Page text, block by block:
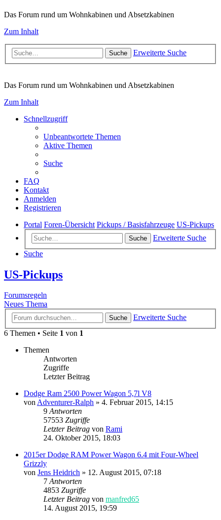
Das Forum rund um Wohnkabinen und Absetzkabinen
Zum Inhalt
Suche Erweiterte Suche
Das Forum rund um Wohnkabinen und Absetzkabinen
Zum Inhalt
Schnellzugriff
Unbeantwortete Themen
Aktive Themen
Suche
FAQ
Kontakt
Anmelden
Registrieren
Portal Foren-Übersicht Pickups / Basisfahrzeuge US-Pickups
Suche
Erweiterte Suche
Suche
US-Pickups
Forumsregeln
Neues Thema
Suche
Erweiterte Suche
6 Themen • Seite 1 von 1
Themen
Antworten
Zugriffe
Letzter Beitrag
Dodge Ram 2500 Power Wagon 5,7l V8
von Adventurer-Ralph » 4. Februar 2015, 14:15
9 Antworten
57553 Zugriffe
Letzter Beitrag von Rami
24. Oktober 2015, 18:03
2015er Dodge RAM Power Wagon 6.4 mit Four-Wheel
Grizzly
von Jens Heidrich » 12. August 2015, 07:18
7 Antworten
4853 Zugriffe
Letzter Beitrag von manfred65
14. August 2015, 19:59